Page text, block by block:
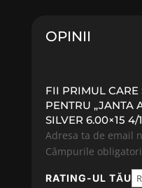
OPINII
FII PRIMUL CARE
PENTRU „JANTA
SILVER 6.00×15
Adresa ta de email
Câmpurile
RATING-UL TĂU